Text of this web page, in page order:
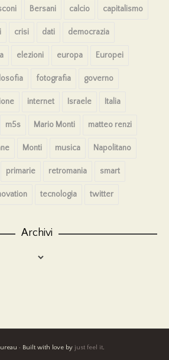
Bersani calcio capitalismo
crisi dati democrazia
elezioni europa Europei
fotografia governo
internet Israele Italia
m5s Mario Monti matteo renzi
Monti musica Napolitano
primarie retromania smart
tecnologia twitter
Archivi
· Built with love by just feel it.